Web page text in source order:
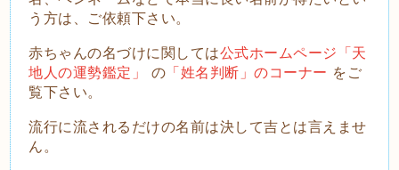
う方は、ご依頼下さい。
赤ちゃんの名づけに関しては公式ホームページ「天
地人の運勢鑑定」
の 「姓名判断」のコーナー をご
覧下さい。
流行に流されるだけの名前は決して吉とは言えませ
ん。